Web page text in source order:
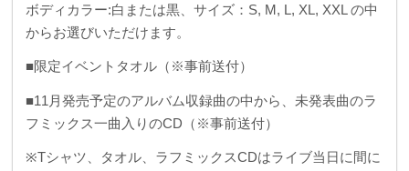
ボディカラー:白または黒、サイズ：S, M, L, XL, XXL の中
からお選びいただけます。
■限定イベントタオル（※事前送付）
■11月発売予定のアルバム収録曲の中から、未発表曲のラ
フミックス一曲入りのCD（※事前送付）
※Tシャツ、タオル、ラフミックスCDはライブ当日に間に